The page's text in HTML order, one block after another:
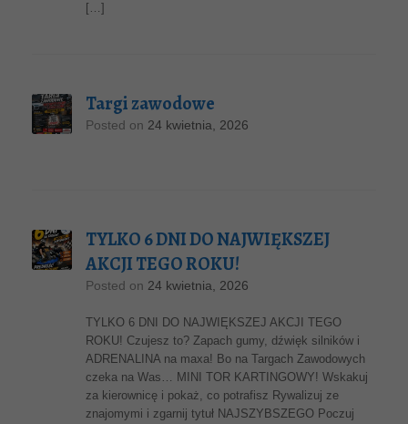
[…]
Targi zawodowe
Posted on 24 kwietnia, 2026
TYLKO 6 DNI DO NAJWIĘKSZEJ
AKCJI TEGO ROKU!
Posted on 24 kwietnia, 2026
TYLKO 6 DNI DO NAJWIĘKSZEJ AKCJI TEGO
ROKU! Czujesz to? Zapach gumy, dźwięk silników i
ADRENALINA na maxa! Bo na Targach Zawodowych
czeka na Was… MINI TOR KARTINGOWY! Wskakuj
za kierownicę i pokaż, co potrafisz Rywalizuj ze
znajomymi i zgarnij tytuł NAJSZYBSZEGO Poczuj